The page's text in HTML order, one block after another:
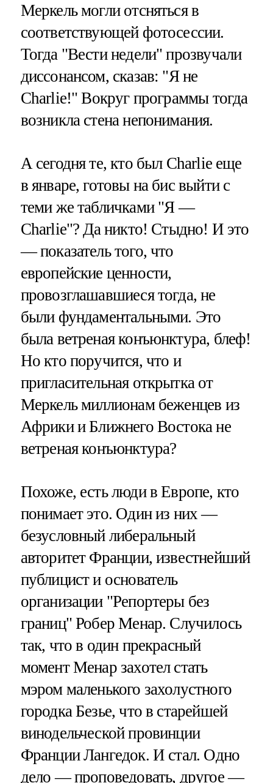
Меркель могли отсняться в
соответствующей фотосессии.
Тогда "Вести недели" прозвучали
диссонансом, сказав: "Я не
Charlie!" Вокруг программы тогда
возникла стена непонимания.
А сегодня те, кто был Charlie еще
в январе, готовы на бис выйти с
теми же табличками "Я —
Charlie"? Да никто! Стыдно! И это
— показатель того, что
европейские ценности,
провозглашавшиеся тогда, не
были фундаментальными. Это
была ветреная конъюнктура, блеф!
Но кто поручится, что и
пригласительная открытка от
Меркель миллионам беженцев из
Африки и Ближнего Востока не
ветреная конъюнктура?
Похоже, есть люди в Европе, кто
понимает это. Один из них —
безусловный либеральный
авторитет Франции, известнейший
публицист и основатель
организации "Репортеры без
границ" Робер Менар. Случилось
так, что в один прекрасный
момент Менар захотел стать
мэром маленького захолустного
городка Безье, что в старейшей
винодельческой провинции
Франции Лангедок. И стал. Одно
дело — проповедовать, другое —